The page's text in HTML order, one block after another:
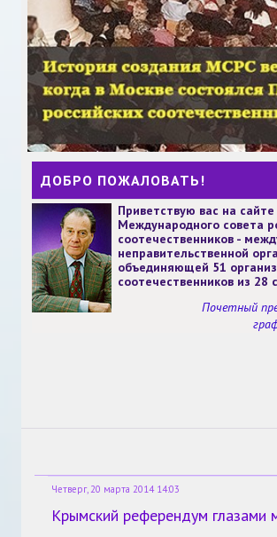
ДОБРО ПОЖАЛОВАТЬ!
Приветствую вас на сайте
Международного совета
соотечественников -
неправительственной
объединяющей 51
соотечественников из 28
Почетный
Четверг, 20 марта 2014 14:03
Крымский референдум